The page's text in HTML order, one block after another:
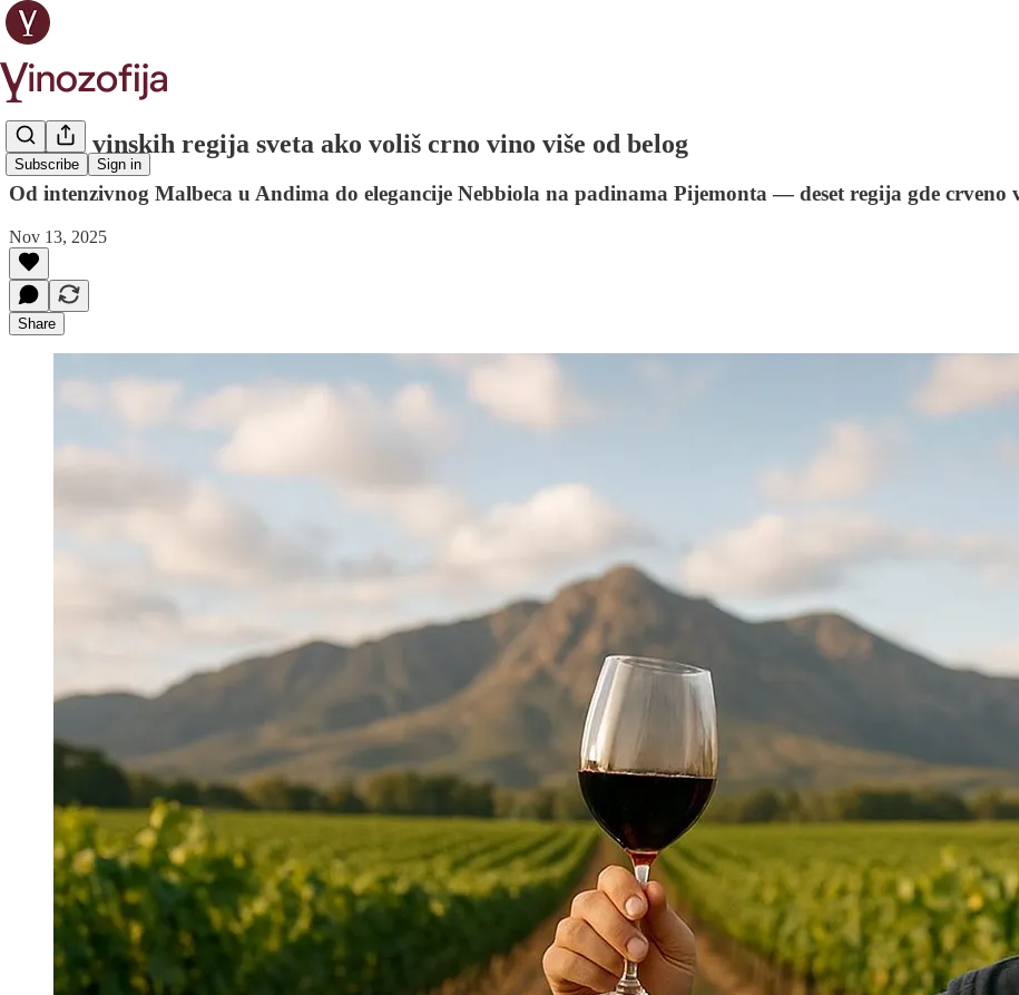
Subscribe Sign in
Top 10 vinskih regija sveta ako voliš crno vino više od belog
Od intenzivnog Malbeca u Andima do elegancije Nebbiola na padinama Pijemonta — deset regija gde crveno
Nov 13, 2025
Share